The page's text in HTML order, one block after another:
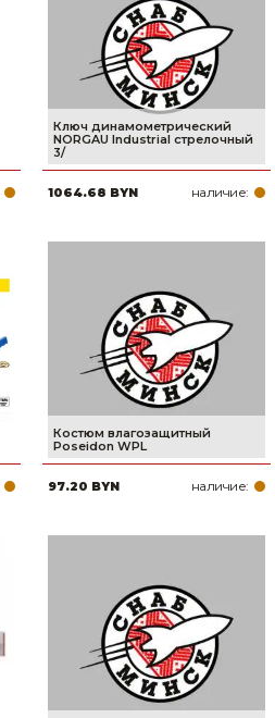
Ключ динамометрический
NORGAU Industrial стрелочный
3/
1064.68 BYN наличие:
Костюм влагозащитный
Poseidon WPL
97.20 BYN наличие: